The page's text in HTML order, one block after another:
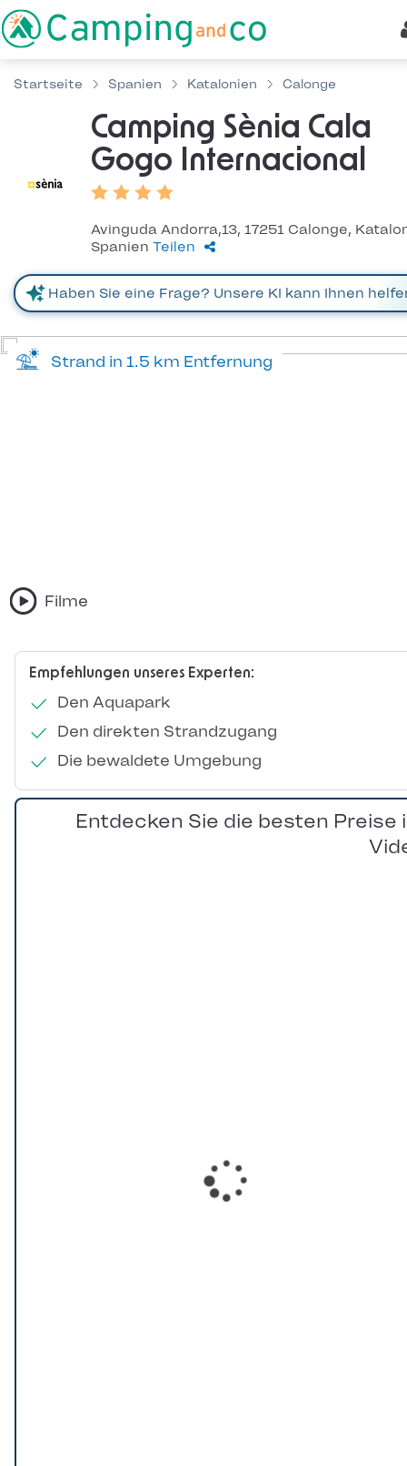
Startseite Spanien Katalonien Calonge
Camping Sènia Cala
Gogo Internacional
Avinguda Andorra,13, 17251 Calonge,
Spanien Teilen
Empfehlungen unseres Experten:
Den Aquapark
Den direkten Strandzugang
Die bewaldete Umgebung
Filme
Strand in 1.5 km Entfernung
Entdecken Sie die besten Preise